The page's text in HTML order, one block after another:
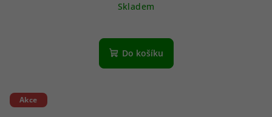
Skladem
Do košíku
Akce